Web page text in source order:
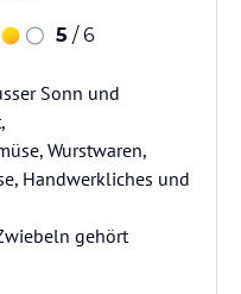
5 / 6
Sonn und
Wurstwaren,
Handwerkliches und
gehört